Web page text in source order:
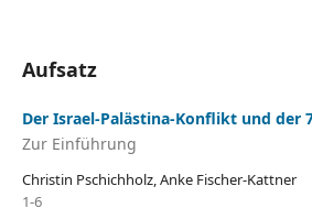
Aufsatz
Der Israel-Palästina-Konflikt und der
Zur Einführung
Christin Pschichholz, Anke Fischer-Kattner
1-6